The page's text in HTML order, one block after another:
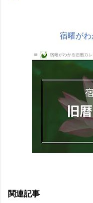
宿曜が
関連記事